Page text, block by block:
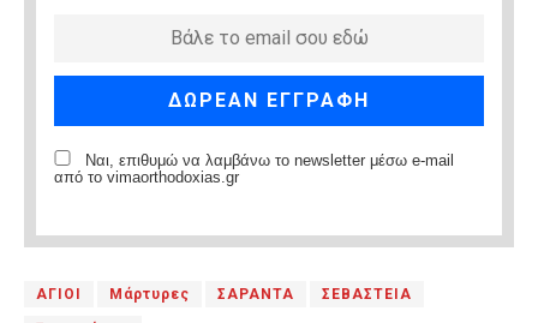
Ναι, επιθυμώ να λαμβάνω το newsletter μέσω e-mail
από το vimaorthodoxias.gr
ΑΓΙΟΙ Μάρτυρες ΣΑΡΑΝΤΑ ΣΕΒΑΣΤΕΙΑ